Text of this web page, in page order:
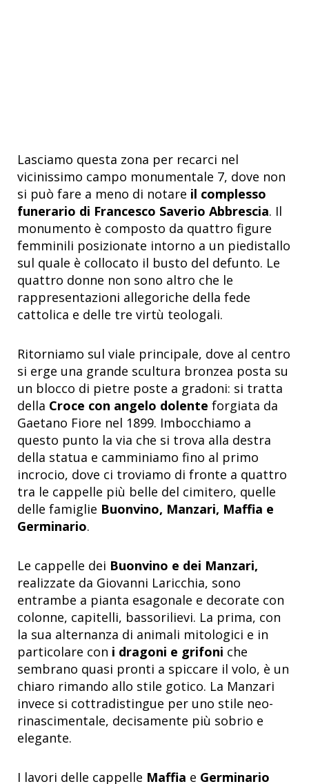
Lasciamo questa zona per recarci nel
vicinissimo campo monumentale 7, dove non
si può fare a meno di notare il complesso
funerario di Francesco Saverio Abbrescia. Il
monumento è composto da quattro figure
femminili posizionate intorno a un piedistallo
sul quale è collocato il busto del defunto. Le
quattro donne non sono altro che le
rappresentazioni allegoriche della fede
cattolica e delle tre virtù teologali.
Ritorniamo sul viale principale, dove al centro
si erge una grande scultura bronzea posta su
un blocco di pietre poste a gradoni: si tratta
della Croce con angelo dolente forgiata da
Gaetano Fiore nel 1899. Imbocchiamo a
questo punto la via che si trova alla destra
della statua e camminiamo fino al primo
incrocio, dove ci troviamo di fronte a quattro
tra le cappelle più belle del cimitero, quelle
delle famiglie Buonvino, Manzari, Maffia e
Germinario.
Le cappelle dei Buonvino e dei Manzari,
realizzate da Giovanni Laricchia, sono
entrambe a pianta esagonale e decorate con
colonne, capitelli, bassorilievi. La prima, con
la sua alternanza di animali mitologici e in
particolare con i dragoni e grifoni che
sembrano quasi pronti a spiccare il volo, è un
chiaro rimando allo stile gotico. La Manzari
invece si cottradistingue per uno stile neo-
rinascimentale, decisamente più sobrio e
elegante.
I lavori delle cappelle Maffia e Germinario